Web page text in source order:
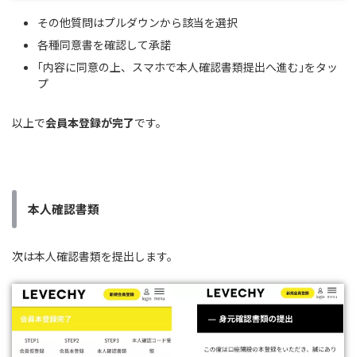
その他質問はプルダウンから該当を選択
各種同意書を確認して承諾
｢内容に同意の上、スマホで本人確認書類提出へ進む｣をタッ
プ
以上で会員本登録が完了です。
本人確認書類
次は本人確認書類を提出します。